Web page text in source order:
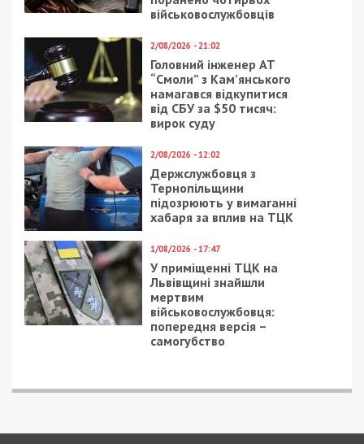
3/02/2024 - 16:30
Диякон УПЦ МП за
4500 доларів вивозив
чоловіків до Німеччини
Полицейский из
Кривого Рога купил
внедорожник и Тойоту
“на сдачу”